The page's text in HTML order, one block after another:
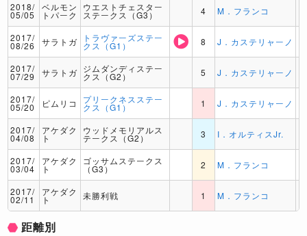
2018/
05/05
ベルモン
トパーク
ウエストチェスター
ステークス（G3） 4 M．フランコ
2017/
08/26 サラトガ トラヴァーズステー
クス（G1） 8 J．カステリャーノ
2017/
07/29 サラトガ ジムダンディステー
クス（G2） 5 J．カステリャーノ
2017/
05/20 ピムリコ プリークネスステー
クス（G1） 1 J．カステリャーノ
2017/
04/08
アケダク
ト
ウッドメモリアルス
テークス（G2） 3 I．オルティスJr.
2017/
03/04
アケダク
ト
ゴッサムステークス
（G3） 2 M．フランコ
2017/
02/11
アケダク
ト 未勝利戦 1 M．フランコ
距離別